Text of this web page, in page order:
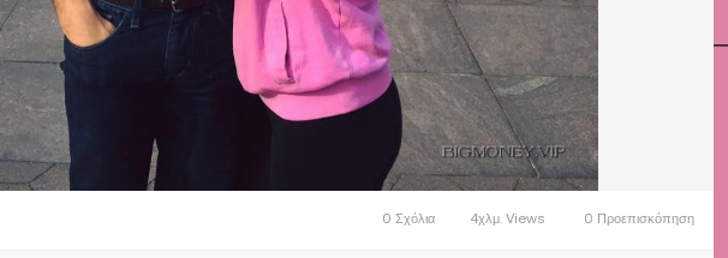
0 Σχόλια 4χλμ. Views 0 Προεπισκόπηση